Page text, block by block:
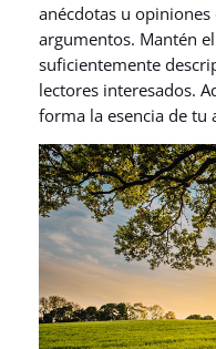
anécdotas u
argumentos. Mantén
suficientemente
lectores interesados.
forma la esencia de tu